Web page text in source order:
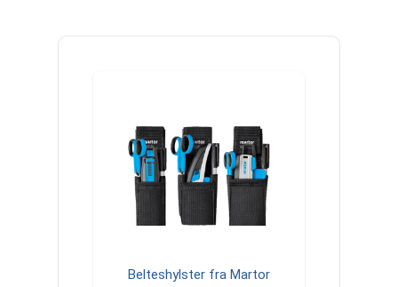
Belteshylster fra Martor